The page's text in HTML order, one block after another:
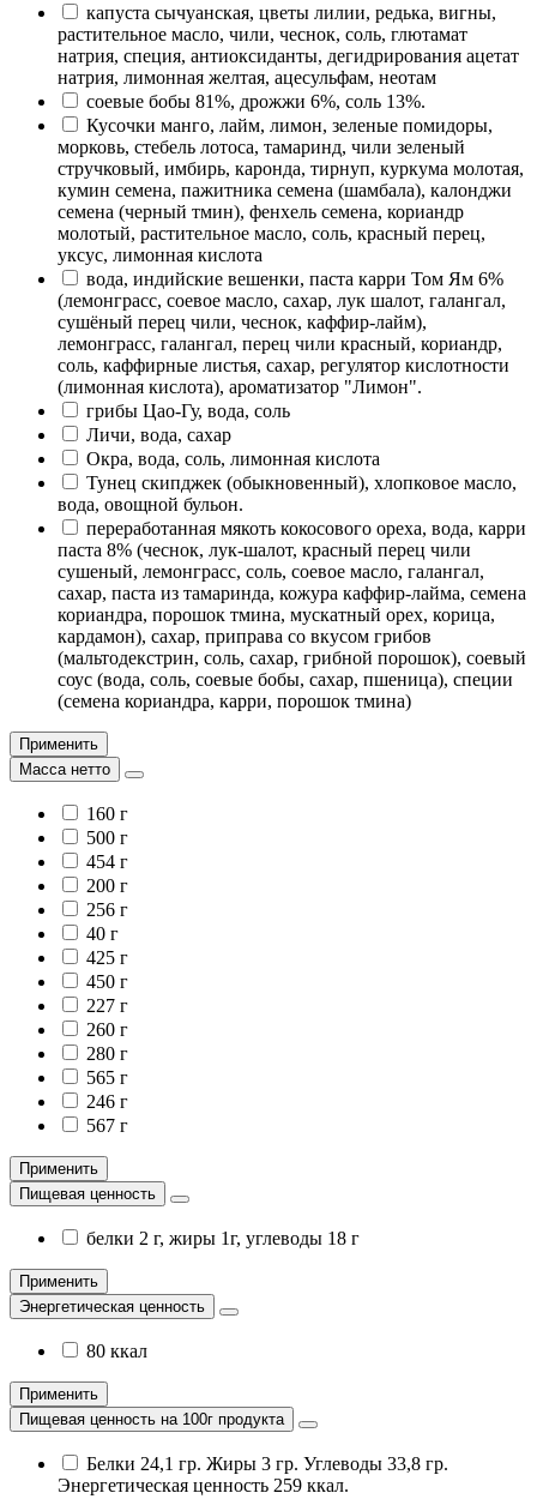
капуста сычуанская, цветы лилии, редька, вигны,
растительное масло, чили, чеснок, соль, глютамат
натрия, специя, антиоксиданты, дегидрирования ацетат
натрия, лимонная желтая, ацесульфам, неотам
соевые бобы 81%, дрожжи 6%, соль 13%.
Кусочки манго, лайм, лимон, зеленые помидоры,
морковь, стебель лотоса, тамаринд, чили зеленый
стручковый, имбирь, каронда, тирнуп, куркума молотая,
кумин семена, пажитника семена (шамбала), калонджи
семена (черный тмин), фенхель семена, кориандр
молотый, растительное масло, соль, красный перец,
уксус, лимонная кислота
вода, индийские вешенки, паста карри Том Ям 6%
(лемонграсс, соевое масло, сахар, лук шалот, галангал,
сушёный перец чили, чеснок, каффир-лайм),
лемонграсс, галангал, перец чили красный, кориандр,
соль, каффирные листья, сахар, регулятор кислотности
(лимонная кислота), ароматизатор "Лимон".
грибы Цао-Гу, вода, соль
Личи, вода, сахар
Окра, вода, соль, лимонная кислота
Тунец скипджек (обыкновенный), хлопковое масло,
вода, овощной бульон.
переработанная мякоть кокосового ореха, вода, карри
паста 8% (чеснок, лук-шалот, красный перец чили
сушеный, лемонграсс, соль, соевое масло, галангал,
сахар, паста из тамаринда, кожура каффир-лайма, семена
кориандра, порошок тмина, мускатный орех, корица,
кардамон), сахар, приправа со вкусом грибов
(мальтодекстрин, соль, сахар, грибной порошок), соевый
соус (вода, соль, соевые бобы, сахар, пшеница), специи
(семена кориандра, карри, порошок тмина)
Применить
Масса нетто
160 г
500 г
454 г
200 г
256 г
40 г
425 г
450 г
227 г
260 г
280 г
565 г
246 г
567 г
Применить
Пищевая ценность
белки 2 г, жиры 1г, углеводы 18 г
Применить
Энергетическая ценность
80 ккал
Применить
Пищевая ценность на 100г продукта
Белки 24,1 гр. Жиры 3 гр. Углеводы 33,8 гр.
Энергетическая ценность 259 ккал.